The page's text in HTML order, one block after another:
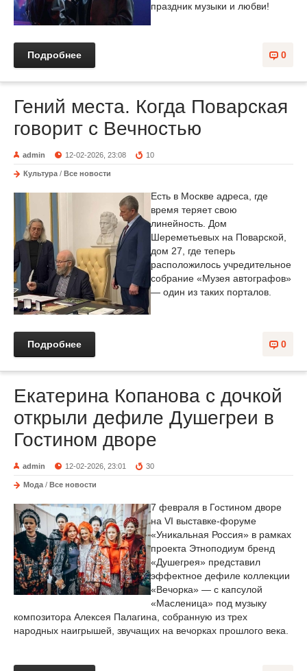
праздник музыки и любви!
0
Подробнее
Гений места. Когда Поварская
говорит с Вечностью
admin 12-02-2026, 23:08 10
Культура / Все новости
Есть в Москве адреса, где
время теряет свою
линейность. Дом
Шереметьевых на Поварской,
дом 27, где теперь
расположилось учредительное
собрание «Музея автографов»
— один из таких порталов.
0
Подробнее
Екатерина Копанова с дочкой
открыли дефиле Душегреи в
Гостином дворе
admin 12-02-2026, 23:01 30
Мода / Все новости
7 февраля в Гостином дворе
на VI выставке-форуме
«Уникальная Россия» в рамках
проекта Этноподиум бренд
«Душегрея» представил
эффектное дефиле коллекции
«Вечорка» — с капсулой
«Масленица» под музыку
композитора Алексея Палагина, собранную из трех
народных наигрышей, звучащих на вечорках прошлого века.